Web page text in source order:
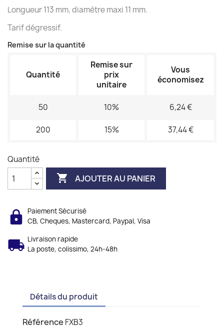
Longueur 113 mm, diamètre maxi 11 mm.
Tarif dégressif.
Remise sur la quantité
Quantité
Remise sur
prix
unitaire
Vous
économisez
50 10% 6,24 €
200 15% 37,44 €
Quantité
 AJOUTER AU PANIER
Paiement Sécurisé
CB, Cheques, Mastercard, Paypal, Visa
Livraison rapide
La poste, colissimo, 24h-48h
Détails du produit
Référence FXB3